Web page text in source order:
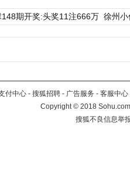
148期开奖:头奖11注666万 徐州
付中心 - 搜狐招聘 - 广告服务 - 客服中心
Copyright©2018
搜狐不良信息举